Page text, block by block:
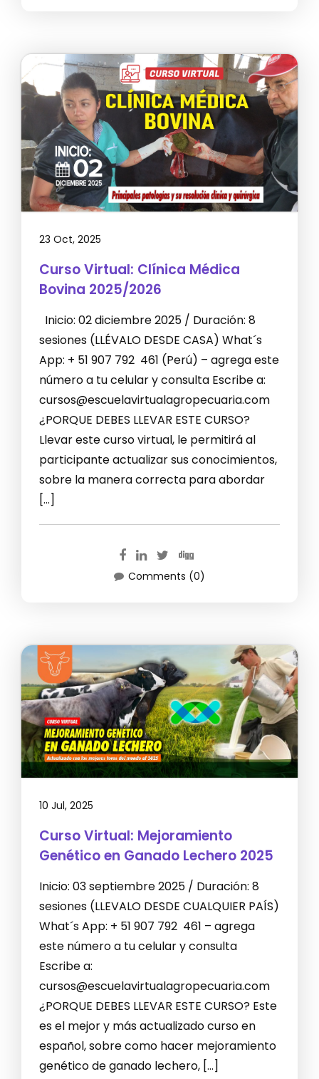
23 Oct, 2025
Curso Virtual: Clínica Médica
Bovina 2025/2026
Inicio: 02 diciembre 2025 / Duración: 8
sesiones (LLÉVALO DESDE CASA) What´s
App: + 51 907 792 461 (Perú) – agrega este
número a tu celular y consulta Escribe a:
cursos@escuelavirtualagropecuaria.com
¿PORQUE DEBES LLEVAR ESTE CURSO?
Llevar este curso virtual, le permitirá al
participante actualizar sus conocimientos,
sobre la manera correcta para abordar
[…]
Comments (0)
10 Jul, 2025
Curso Virtual: Mejoramiento
Genético en Ganado Lechero 2025
Inicio: 03 septiembre 2025 / Duración: 8
sesiones (LLEVALO DESDE CUALQUIER PAÍS)
What´s App: + 51 907 792 461 – agrega
este número a tu celular y consulta
Escribe a:
cursos@escuelavirtualagropecuaria.com
¿PORQUE DEBES LLEVAR ESTE CURSO? Este
es el mejor y más actualizado curso en
español, sobre como hacer mejoramiento
genético de ganado lechero, […]